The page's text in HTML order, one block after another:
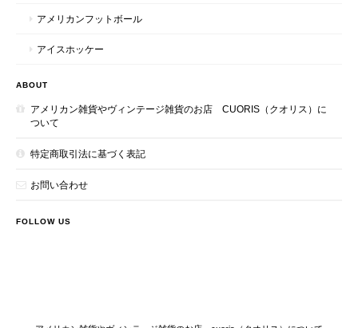
アメリカンフットボール
アイスホッケー
ABOUT
アメリカン雑貨やヴィンテージ雑貨のお店 CUORIS（クオリス）に
ついて
特定商取引法に基づく表記
お問い合わせ
FOLLOW US